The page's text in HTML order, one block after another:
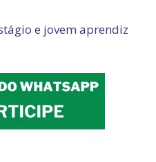
e jovem aprendiz